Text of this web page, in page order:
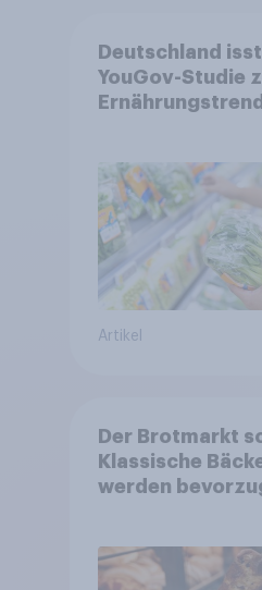
Deutschland
YouGov-Studie
Artikel
Der Brotmarkt
Klassische
werden